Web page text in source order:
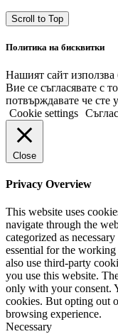
Scroll to Top
Политика на бисквитки
Нашият сайт използва
Вие се съгласявате с
потвърждавате че сте
Cookie settings
Close
Privacy Overview
This website uses
navigate through the
categorized as
essential for the
also use third-party
you use this website.
only with your consent.
cookies. But opting out
browsing experience.
Necessary